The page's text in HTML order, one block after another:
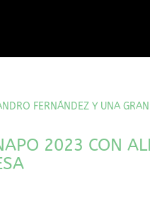
2023 CON